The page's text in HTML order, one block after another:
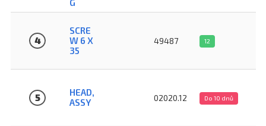
G
4
SCRE
W 6 X
35
49487 12
5
HEAD,
ASSY
02020.12 Do 10 dnů